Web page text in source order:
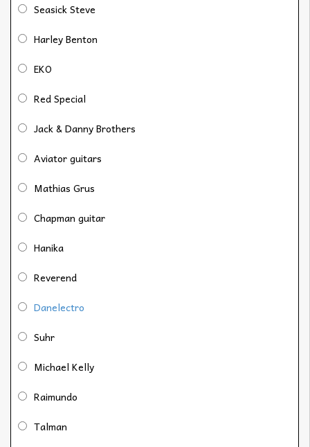
Seasick Steve
Harley Benton
EKO
Red Special
Jack & Danny Brothers
Aviator guitars
Mathias Grus
Chapman guitar
Hanika
Reverend
Danelectro
Suhr
Michael Kelly
Raimundo
Talman